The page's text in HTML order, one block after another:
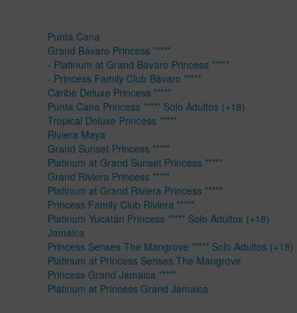
Punta Cana
Grand Bávaro Princess *****
- Platinum at Grand Bávaro Princess *****
- Princess Family Club Bávaro *****
Caribe Deluxe Princess *****
Punta Cana Princess ***** Solo Adultos (+18)
Tropical Deluxe Princess *****
Riviera Maya
Grand Sunset Princess *****
Platinum at Grand Sunset Princess *****
Grand Riviera Princess *****
Platinum at Grand Riviera Princess *****
Princess Family Club Riviera *****
Platinum Yucatán Princess ***** Solo Adultos (+18)
Jamaica
Princess Senses The Mangrove ***** Solo Adultos (+18)
Platinum at Princess Senses The Mangrove
Princess Grand Jamaica *****
Platinum at Princess Grand Jamaica